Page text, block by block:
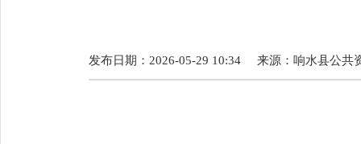
发布日期：2026-05-29 10:34 来源： 响水县公共